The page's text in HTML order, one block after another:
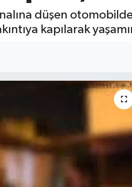
düşen
kapılarak